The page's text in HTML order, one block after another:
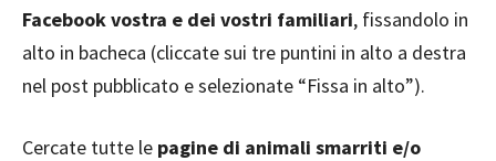
Facebook vostra e dei vostri familiari, fissandolo in
alto in bacheca (cliccate sui tre puntini in alto a destra
nel post pubblicato e selezionate “Fissa in alto”).
Cercate tutte le pagine di animali smarriti e/o